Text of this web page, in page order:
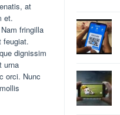
at
et.
fringilla
feugiat.
dignissim
urna
orci. Nunc